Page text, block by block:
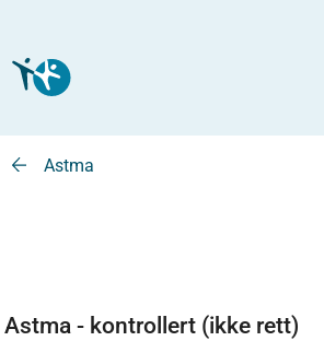
Astma
Astma - kontrollert (ikke rett)